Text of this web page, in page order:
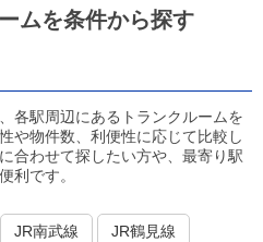
ムを条件から探す
各駅周辺にあるトランクルームを
や物件数、利便性に応じて比較し
合わせて探したい方や、最寄り駅
利です。
JR南武線 JR鶴見線